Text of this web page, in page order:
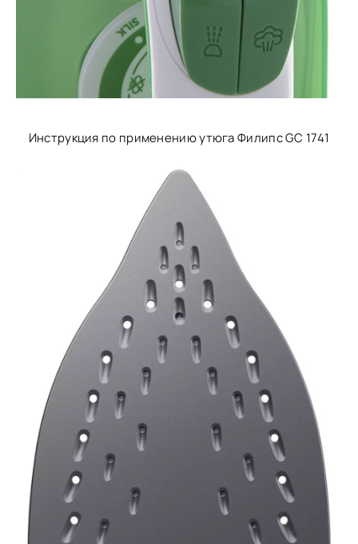
Инструкция по применению утюга Филипс GC 1741